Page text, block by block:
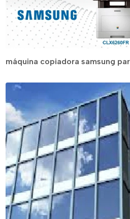
máquina copiadora samsung